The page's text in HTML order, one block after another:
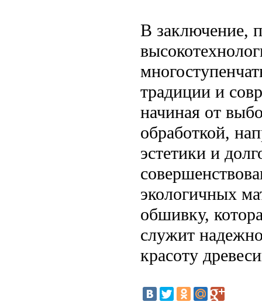
В заключение,
традиции и
начиная от
обработкой,
эстетики и
экологичных
обшивку,
служит
красоту